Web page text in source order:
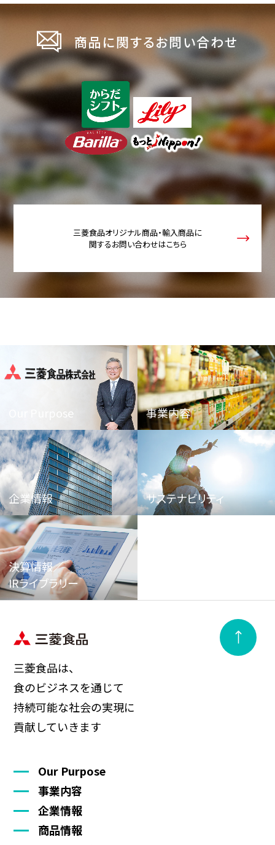
商品に関するお問い合わせ
三菱食品オリジナル商品・輸入商品に
関するお問い合わせはこちら
Our Purpose 事業内容
企業情報 サステナビリティ
決算情報／
IRライブラリー
三菱食品は、
食のビジネスを通じて
持続可能な社会の実現に
貢献していきます
Our Purpose
事業内容
企業情報
商品情報